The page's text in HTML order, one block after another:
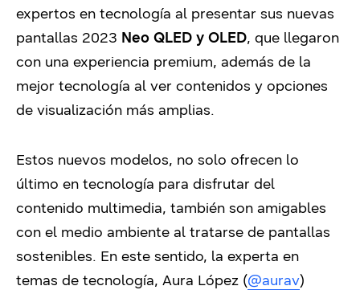
expertos en tecnología al presentar sus nuevas
pantallas 2023 Neo QLED y OLED, que llegaron
con una experiencia premium, además de la
mejor tecnología al ver contenidos y opciones
de visualización más amplias.
Estos nuevos modelos, no solo ofrecen lo
último en tecnología para disfrutar del
contenido multimedia, también son amigables
con el medio ambiente al tratarse de pantallas
sostenibles. En este sentido, la experta en
temas de tecnología, Aura López (@aurav)